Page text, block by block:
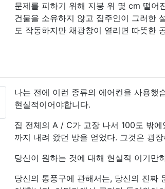
문제를 피하기 위해 지붕 위 몇 cm 떨어
건물을 소유하지 않고 집주인이 그러한
도 작동하지만 채광창이 열리면 따뜻한
나는 전에 이런 종류의 에어컨을 사용했
현실적이어야합니다.
집 전체의 A / C가 고장 나서 100도 밖
까지 내려 왔던 방을 얻었다. 그것은 굉
당신이 원하는 것에 대해 현실적 이기만
당신의 통풍구에 관해서는, 당신의 진짜